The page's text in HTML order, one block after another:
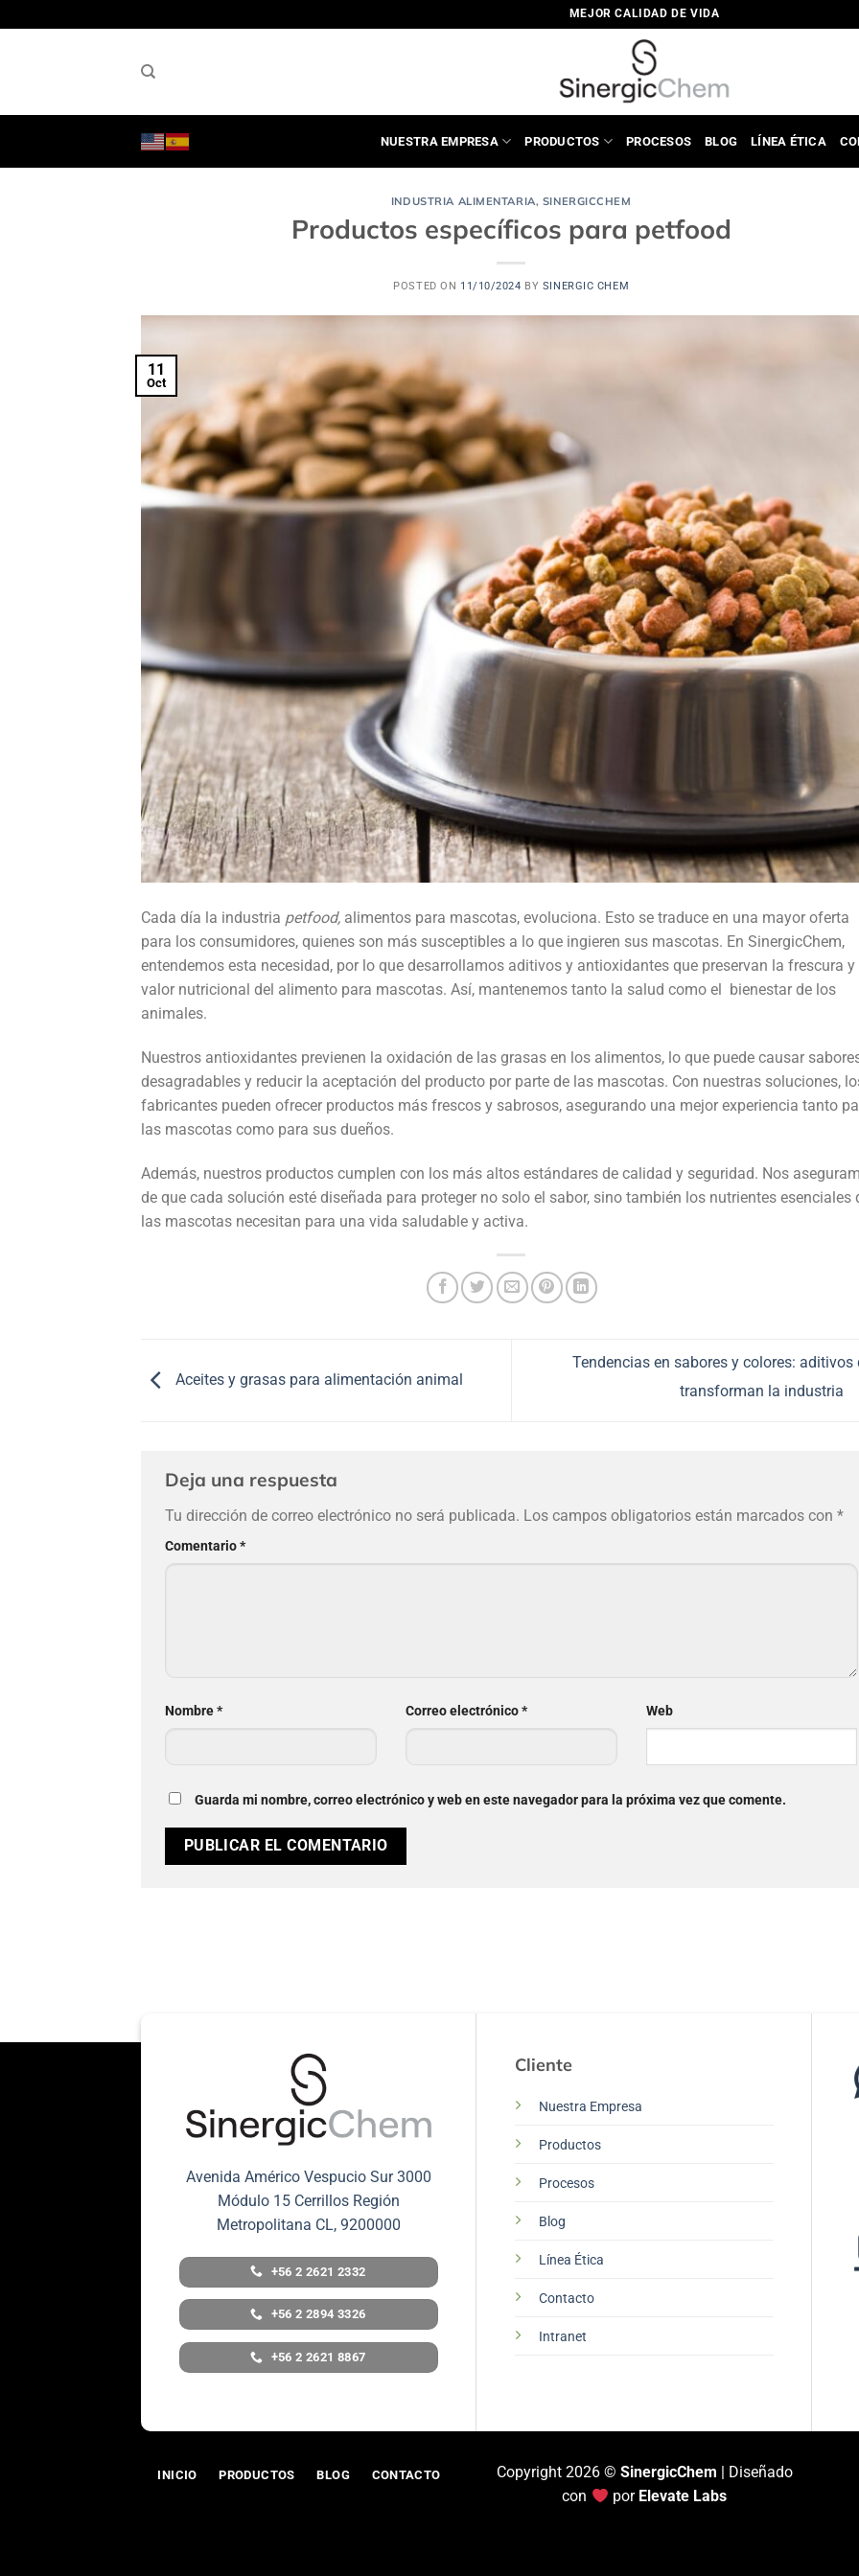
al
MEJOR CALIDAD DE VIDA
NUESTRA EMPRESA PRODUCTOS PROCESOS BLOG LÍNEA ÉTICA
INDUSTRIA ALIMENTARIA, SINERGICCHEM
Productos específicos para petfood
POSTED ON 11/10/2024 BY SINERGIC CHEM
11
Oct
Cada día la industria petfood, alimentos para mascotas, evoluciona. Esto se traduce en una mayor oferta
para los consumidores, quienes son más susceptibles a lo que ingieren sus mascotas. En SinergicChem,
entendemos esta necesidad, por lo que desarrollamos aditivos y antioxidantes que preservan la frescura y
valor nutricional del alimento para mascotas. Así, mantenemos tanto la salud como el bienestar de los
animales.
Nuestros antioxidantes previenen la oxidación de las grasas en los alimentos, lo que puede causar
desagradables y reducir la aceptación del producto por parte de las mascotas. Con nuestras soluciones,
fabricantes pueden ofrecer productos más frescos y sabrosos, asegurando una mejor experiencia tanto
las mascotas como para sus dueños.
Además, nuestros productos cumplen con los más altos estándares de calidad y seguridad. Nos
de que cada solución esté diseñada para proteger no solo el sabor, sino también los nutrientes esenciales
las mascotas necesitan para una vida saludable y activa.
Aceites y grasas para alimentación animal
Tendencias en sabores y colores: aditivos
transforman la industria
Deja una respuesta
Tu dirección de correo electrónico no será publicada. Los campos obligatorios están marcados con *
Comentario*
Nombre* Correo electrónico* Web
Guarda mi nombre, correo electrónico y web en este navegador para la próxima vez que comente.
Avenida Américo Vespucio Sur 3000
Módulo 15 Cerrillos Región
Metropolitana CL, 9200000
+56 2 2621 2332
+56 2 2894 3326
+56 2 2621 8867
Cliente
Nuestra Empresa
Productos
Procesos
Blog
Línea Ética
Contacto
Intranet
INICIO PRODUCTOS BLOG CONTACTO Copyright 2026 © SinergicChem | Diseñado
con
por Elevate Labs